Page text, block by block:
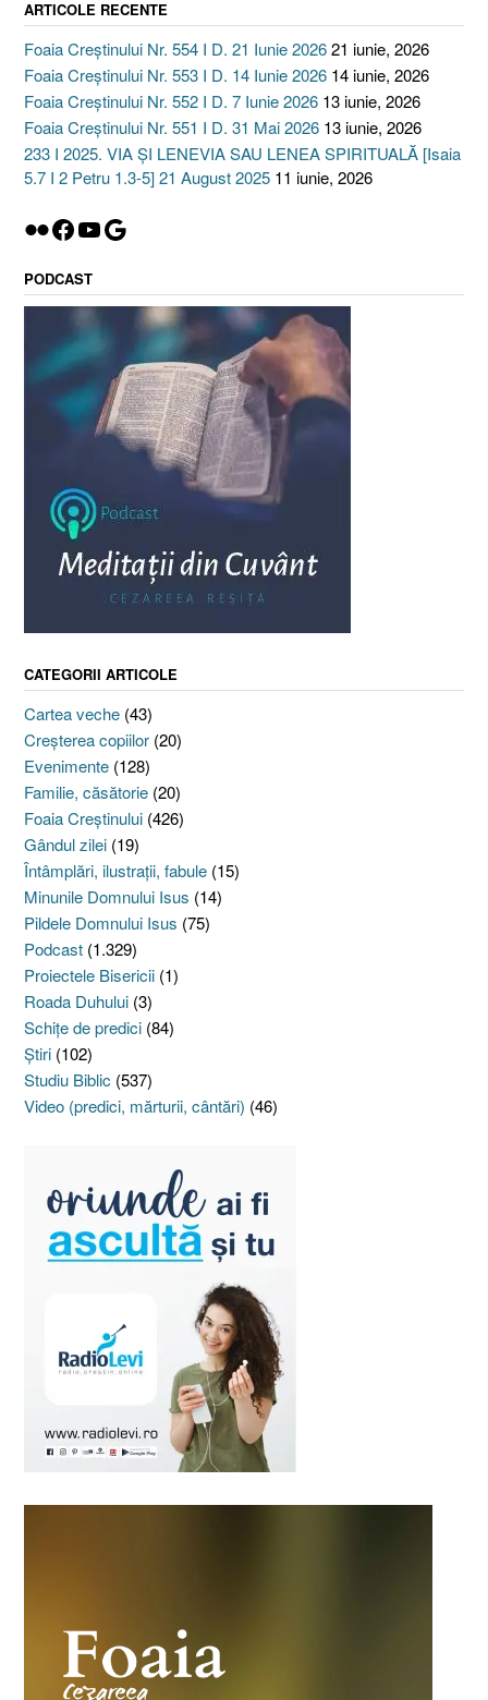
ARTICOLE RECENTE
Foaia Creștinului Nr. 554 I D. 21 Iunie 202621 iunie, 2026
Foaia Creștinului Nr. 553 I D. 14 Iunie 2026 14 iunie, 2026
Foaia Creștinului Nr. 552 I D. 7 Iunie 2026 13 iunie, 2026
Foaia Creștinului Nr. 551 I D. 31 Mai 2026 13 iunie, 2026
233 I 2025. VIA ȘI LENEVIA SAU LENEA SPIRITUALĂ [Isaia
5.7 I 2 Petru 1.3-5] 21 August 2025 11 iunie, 2026
Flickr
Facebook
YouTube
Google
PODCAST
CATEGORII ARTICOLE
Cartea veche (43)
Creşterea copiilor (20)
Evenimente (128)
Familie, căsătorie (20)
Foaia Creştinului (426)
Gândul zilei (19)
Întâmplări, ilustraţii, fabule (15)
Minunile Domnului Isus (14)
Pildele Domnului Isus (75)
Podcast (1.329)
Proiectele Bisericii (1)
Roada Duhului (3)
Schiţe de predici (84)
Ştiri (102)
Studiu Biblic (537)
Video (predici, mărturii, cântări) (46)